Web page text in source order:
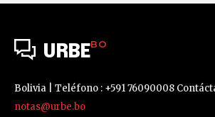
URBEBO
Bolivia | Teléfono : +591 76090008
notas@urbe.bo